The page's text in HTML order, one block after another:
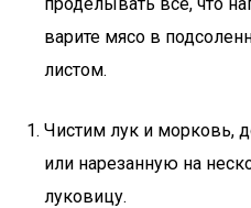
варите мясо в
листом.
Чистим лук и морковь,
или нарезанную на
луковицу.